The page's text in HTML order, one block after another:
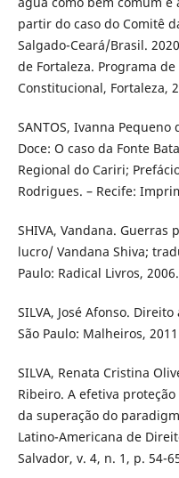
partir do caso do Comitê
Salgado-Ceará/Brasil.
de Fortaleza. Programa
Constitucional, Fortaleza,
SANTOS, Ivanna
Doce: O caso da Fonte
Regional do Cariri;
Rodrigues. – Recife:
SHIVA, Vandana.
lucro/ Vandana Shiva;
Paulo: Radical Livros, 2006.
SILVA, José Afonso.
São Paulo: Malheiros,
SILVA, Renata Cristina
Ribeiro. A efetiva
da superação do
Latino-Americana de
Salvador, v. 4, n. 1, p. 54-